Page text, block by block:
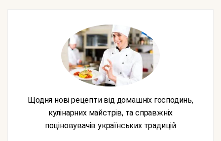
Щодня нові рецепти від домашніх господинь,
кулінарних майстрів, та справжніх
поціновувачів українських традицій